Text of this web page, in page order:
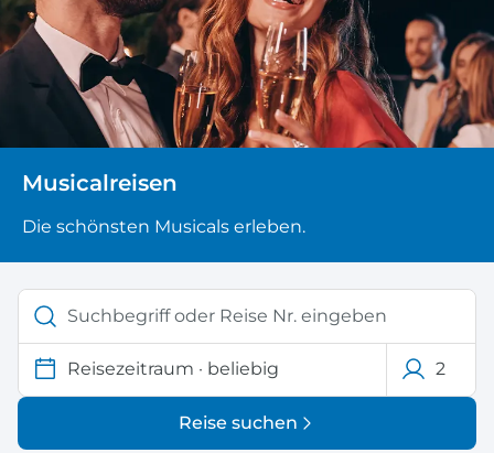
Keine Reisen bislang angesehen
Musicalreisen
Die schönsten Musicals erleben.
Reisezeitraum · beliebig 2
Reise suchen